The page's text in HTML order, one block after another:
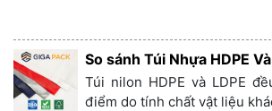
So sánh Túi Nhựa HDPE
Túi nilon HDPE và LDPE
điểm do tính chất vật liệu